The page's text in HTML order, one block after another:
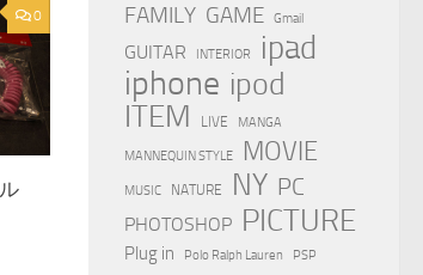
0 FAMILY GAME Gmail
GUITAR INTERIOR ipad
iphone ipod
ITEM
LIVE MANGA
MANNEQUIN STYLE MOVIE
MUSIC NATURE NY PC
PHOTOSHOP PICTURE
Plug in Polo Ralph Lauren
PSP